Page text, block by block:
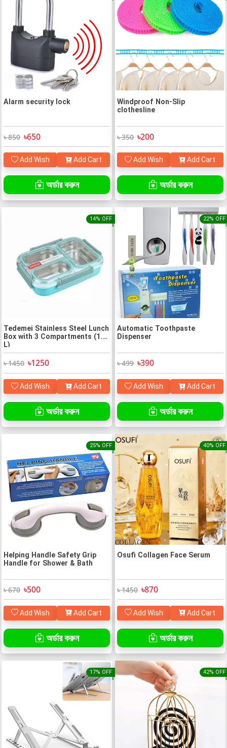
Alarm security lock
৳ 850 ৳650
Add Wish Add Cart
অর্ডার করুন
Windproof Non-Slip
clothesline
৳ 350 ৳200
Add Wish Add Cart
অর্ডার করুন
14% OFF
Tedemei Stainless Steel Lunch
Box with 3 Compartments (1.2
L)
৳ 1450 ৳1250
Add Wish Add Cart
অর্ডার করুন
22% OFF
Automatic Toothpaste
Dispenser
৳ 499 ৳390
Add Wish Add Cart
অর্ডার করুন
25% OFF
Helping Handle Safety Grip
Handle for Shower & Bath
৳ 670 ৳500
Add Wish Add Cart
অর্ডার করুন
40% OFF
Osufi Collagen Face Serum
৳ 1450 ৳870
Add Wish Add Cart
অর্ডার করুন
17% OFF 42% OFF